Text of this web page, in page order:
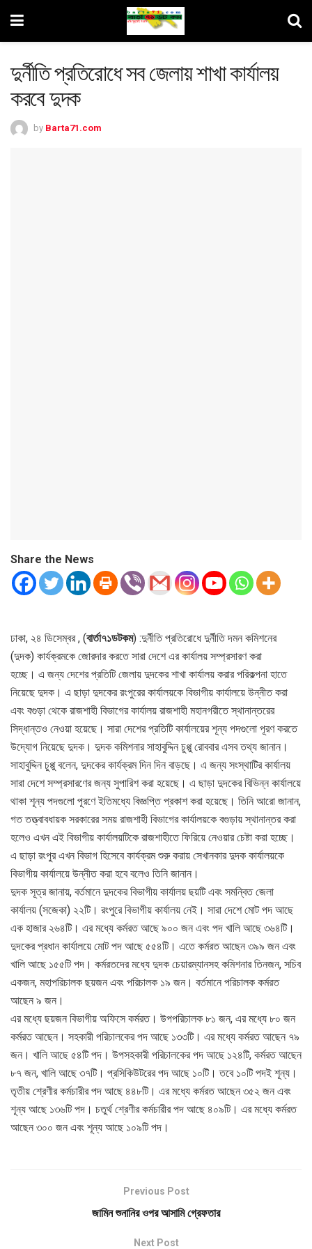
দুর্নীতি প্রতিরোধে সব জেলায় শাখা কার্যালয়
করবে দুদক
by Barta71.com
Share the News
ঢাকা, ২৪ ডিসেম্বর , (বার্তা৭১ডটকম) :দুর্নীতি প্রতিরোধে দুর্নীতি দমন কমিশনের
(দুদক) কার্যক্রমকে জোরদার করতে সারা দেশে এর কার্যালয় সম্প্রসারণ করা
হচ্ছে। এ জন্য দেশের প্রতিটি জেলায় দুদকের শাখা কার্যালয় করার পরিকল্পনা হাতে
নিয়েছে দুদক। এ ছাড়া দুদকের রংপুরের কার্যালয়কে বিভাগীয় কার্যালয়ে উন্নীত করা
এবং বগুড়া থেকে রাজশাহী বিভাগের কার্যালয় রাজশাহী মহানগরীতে স্থানান্তরের
সিদ্ধান্তও নেওয়া হয়েছে। সারা দেশের প্রতিটি কার্যালয়ের শূন্য পদগুলো পূরণ করতে
উদ্যোগ নিয়েছে দুদক। দুদক কমিশনার সাহাবুদ্দিন চুপ্পু রোববার এসব তথ্য জানান।
সাহাবুদ্দিন চুপ্পু বলেন, দুদকের কার্যক্রম দিন দিন বাড়ছে। এ জন্য সংস্থাটির কার্যালয়
সারা দেশে সম্প্রসারণের জন্য সুপারিশ করা হয়েছে। এ ছাড়া দুদকের বিভিন্ন কার্যালয়ে
থাকা শূন্য পদগুলো পূরণে ইতিমধ্যে বিজ্ঞপ্তি প্রকাশ করা হয়েছে। তিনি আরো জানান,
গত তত্ত্বাবধায়ক সরকারের সময় রাজশাহী বিভাগের কার্যালয়কে বগুড়ায় স্থানান্তর করা
হলেও এখন এই বিভাগীয় কার্যালয়টিকে রাজশাহীতে ফিরিয়ে নেওয়ার চেষ্টা করা হচ্ছে।
এ ছাড়া রংপুর এখন বিভাগ হিসেবে কার্যক্রম শুরু করায় সেখানকার দুদক কার্যালয়কে
বিভাগীয় কার্যালয়ে উন্নীত করা হবে বলেও তিনি জানান।
দুদক সূত্র জানায়, বর্তমানে দুদকের বিভাগীয় কার্যালয় ছয়টি এবং সমন্বিত জেলা
কার্যালয় (সজেকা) ২২টি। রংপুরে বিভাগীয় কার্যালয় নেই। সারা দেশে মোট পদ আছে
এক হাজার ২৬৪টি। এর মধ্যে কর্মরত আছে ৯০০ জন এবং পদ খালি আছে ৩৬৪টি।
দুদকের প্রধান কার্যালয়ে মোট পদ আছে ৫৫৪টি। এতে কর্মরত আছেন ৩৯৯ জন এবং
খালি আছে ১৫৫টি পদ। কর্মরতদের মধ্যে দুদক চেয়ারম্যানসহ কমিশনার তিনজন, সচিব
একজন, মহাপরিচালক ছয়জন এবং পরিচালক ১৯ জন। বর্তমানে পরিচালক কর্মরত
আছেন ৯ জন।
এর মধ্যে ছয়জন বিভাগীয় অফিসে কর্মরত। উপপরিচালক ৮১ জন, এর মধ্যে ৮০ জন
কর্মরত আছেন। সহকারী পরিচালকের পদ আছে ১৩৩টি। এর মধ্যে কর্মরত আছেন ৭৯
জন। খালি আছে ৫৪টি পদ। উপসহকারী পরিচালকের পদ আছে ১২৪টি, কর্মরত আছেন
৮৭ জন, খালি আছে ৩৭টি। প্রসিকিউটরের পদ আছে ১০টি। তবে ১০টি পদই শূন্য।
তৃতীয় শ্রেণীর কর্মচারীর পদ আছে ৪৪৮টি। এর মধ্যে কর্মরত আছেন ৩৫২ জন এবং
শূন্য আছে ১৩৬টি পদ। চতুর্থ শ্রেণীর কর্মচারীর পদ আছে ৪০৯টি। এর মধ্যে কর্মরত
আছেন ৩০০ জন এবং শূন্য আছে ১০৯টি পদ।
Previous Post
জামিন শুনানির ওপর আসামি গ্রেফতার
Next Post